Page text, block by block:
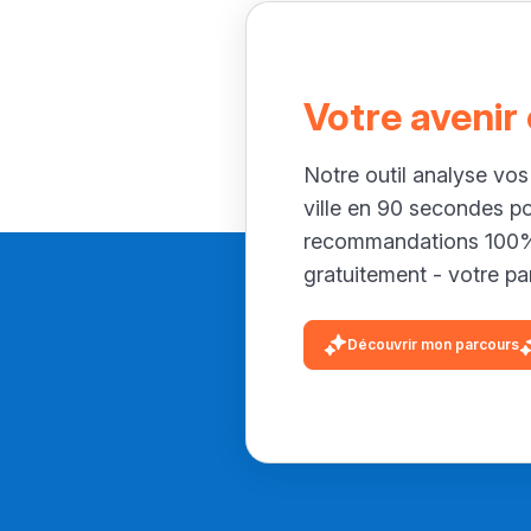
Votre avenir
Notre outil analyse
ville en 90 secondes
recommandations
gratuitement - votre
Découvrir mon parcours